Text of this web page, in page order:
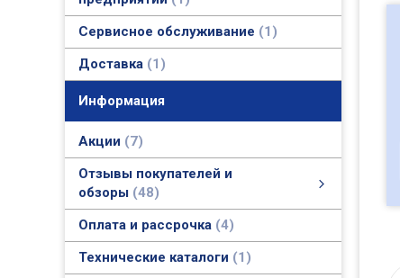
Сервисное обслуживание
1
Доставка
1
Информация
Акции
7
Отзывы покупателей и
обзоры 48
Оплата и рассрочка 4
Технические каталоги
1